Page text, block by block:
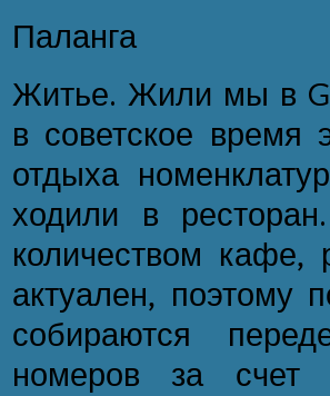
Паланга
Житье. Жили мы в
в советское
отдыха
ходили в
количеством
актуален, поэтому
собираются
номеров за счет